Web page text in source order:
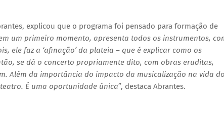
explicou que o programa foi pensado para formação de
um primeiro momento, apresenta todos os instrumentos,
ele faz a ‘afinação’ da plateia – que é explicar como os
se dá o concerto propriamente dito, com obras eruditas,
Além da importância do impacto da musicalização na vida
É uma oportunidade única”, destaca Abrantes.